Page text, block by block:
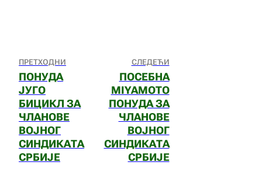
ПРЕТХОДНИ
ПОНУДА
ЈУГО
БИЦИКЛ ЗА
ЧЛАНОВЕ
ВОЈНОГ
СИНДИКАТА
СРБИЈЕ
СЛЕДЕЋИ
ПОСЕБНА
MIYAMOTO
ПОНУДА ЗА
ЧЛАНОВЕ
ВОЈНОГ
СИНДИКАТА
СРБИЈЕ